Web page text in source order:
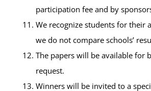
participation fee and by
We recognize students for their
we do not compare schools’
The papers will be available for
request.
Winners will be invited to a